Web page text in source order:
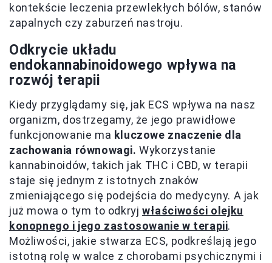
kontekście leczenia przewlekłych bólów, stanów
zapalnych czy zaburzeń nastroju.
Odkrycie układu
endokannabinoidowego wpływa na
rozwój terapii
Kiedy przyglądamy się, jak ECS wpływa na nasz
organizm, dostrzegamy, że jego prawidłowe
funkcjonowanie ma kluczowe znaczenie dla
zachowania równowagi. Wykorzystanie
kannabinoidów, takich jak THC i CBD, w terapii
staje się jednym z istotnych znaków
zmieniającego się podejścia do medycyny. A jak
już mowa o tym to odkryjwłaściwości olejku
konopnego i jego zastosowanie w terapii.
Możliwości, jakie stwarza ECS, podkreślają jego
istotną rolę w walce z chorobami psychicznymi i